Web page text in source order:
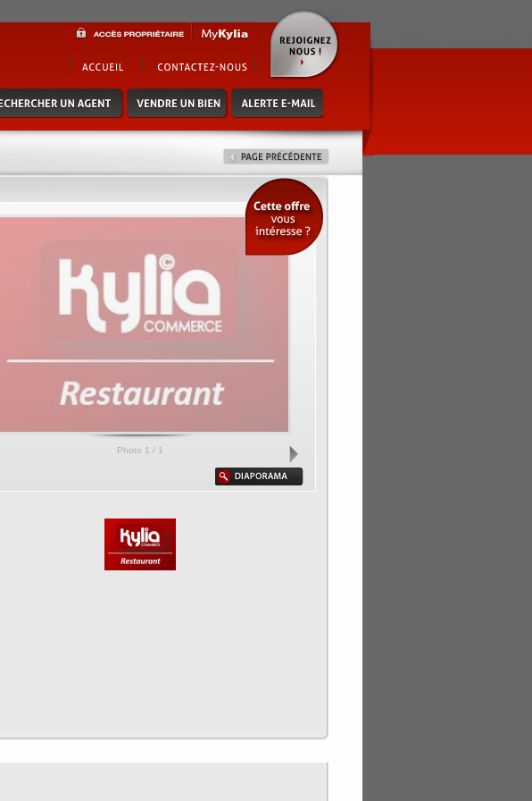
pied - 28 places assises - pantin - secteur en pleine
ht/hc/mois - prov. charge de 20€ - pas de tva - ideal 1ere
commerce - www.kylia-immo.com (réf. 7500313222)
Photo 1 / 1